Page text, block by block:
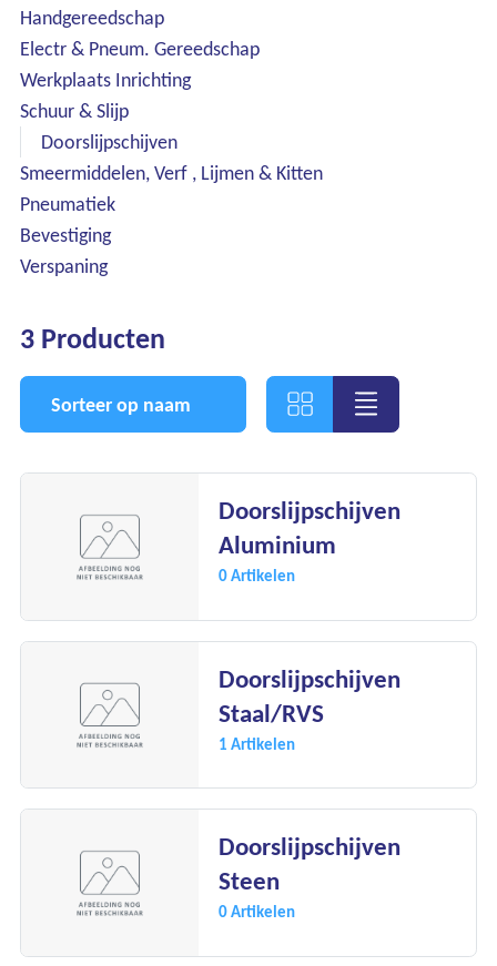
Ons assortiment
Onze merken
Onze diensten
Over Kalkhuis
Contact
Handgereedschap
Electr & Pneum. Gereedschap
Werkplaats Inrichting
Schuur & Slijp
Doorslijpschijven
Smeermiddelen, Verf , Lijmen & Kitten
Pneumatiek
Bevestiging
Verspaning
3 Producten
Sorteer op naam
Doorslijpschijven
Aluminium
0 Artikelen
Doorslijpschijven
Staal/RVS
1 Artikelen
Doorslijpschijven
Steen
0 Artikelen